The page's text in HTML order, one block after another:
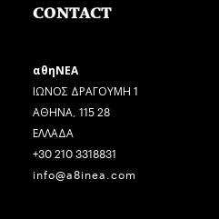
CONTACT
αθηΝΕΑ
ΙΩΝΟΣ ΔΡΑΓΟΥΜΗ 1
ΑΘΗΝΑ, 115 28
ΕΛΛΑΔΑ
+30 210 3318831
info@a8inea.com